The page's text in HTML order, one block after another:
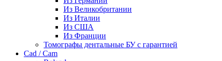
Из Великобритании
Из Италии
Из США
Из Франции
Томографы дентальные БУ с гарантией
Cad / Cam